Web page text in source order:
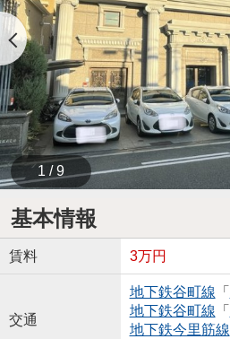
1 / 9
基本情報
賃料 3万円
交通
地下鉄谷町線 「
地下鉄谷町線 「
地下鉄今里筋線